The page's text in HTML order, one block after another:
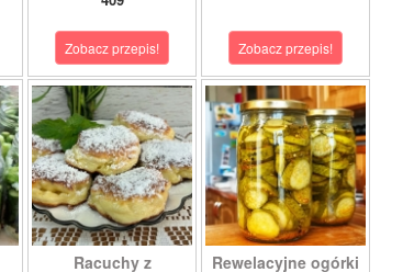
Zobacz przepis! Zobacz przepis!
Racuchy z Rewelacyjne ogórki